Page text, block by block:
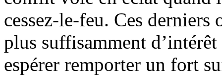
cessez-le-feu. Ces
plus suffisamment
espérer remporter un fort